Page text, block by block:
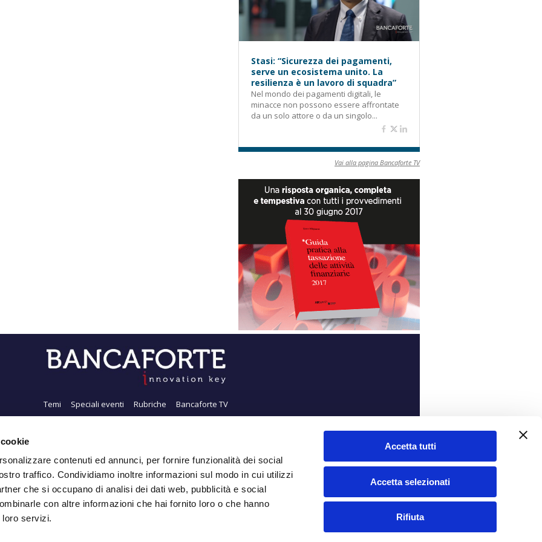
contenuti ed annunci, per fornire funzionalità dei social
traffico. Condividiamo inoltre informazioni sul modo in cui utilizzi
che si occupano di analisi dei dati web, pubblicità e social
con altre informazioni che hai fornito loro o che hanno
servizi.
Accetta tutti
Accetta selezionati
Rifiuta
Stasi: “Sicurezza dei pagamenti,
serve un ecosistema unito. La
resilienza è un lavoro di squadra”
Nel mondo dei pagamenti digitali, le
minacce non possono essere affrontate
da un solo attore o da un singolo...
Vai alla pagina Bancaforte TV
Temi Speciali eventi Rubriche Bancaforte TV
siamo
Iscriviti alla Newsletter